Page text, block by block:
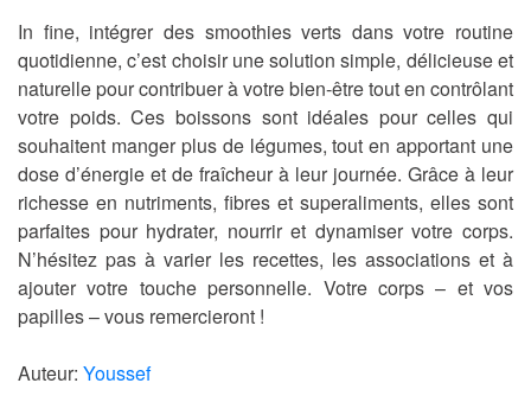
In fine, intégrer des smoothies verts dans votre routine
quotidienne, c’est choisir une solution simple, délicieuse et
naturelle pour contribuer à votre bien-être tout en contrôlant
votre poids. Ces boissons sont idéales pour celles qui
souhaitent manger plus de légumes, tout en apportant une
dose d’énergie et de fraîcheur à leur journée. Grâce à leur
richesse en nutriments, fibres et superaliments, elles sont
parfaites pour hydrater, nourrir et dynamiser votre corps.
N’hésitez pas à varier les recettes, les associations et à
ajouter votre touche personnelle. Votre corps – et vos
papilles – vous remercieront !
Auteur: Youssef